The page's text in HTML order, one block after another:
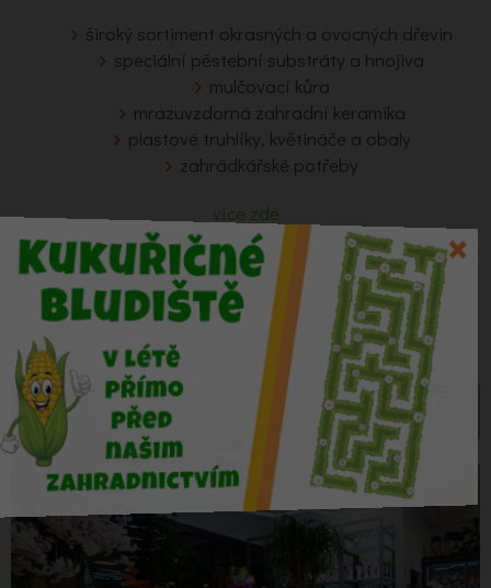
široký sortiment okrasných a ovocných dřevin
speciální pěstební substráty a hnojiva
mulčovací kůra
mrazuvzdorná zahradní keramika
plastové truhlíky, květináče a obaly
zahrádkářské potřeby
více zde